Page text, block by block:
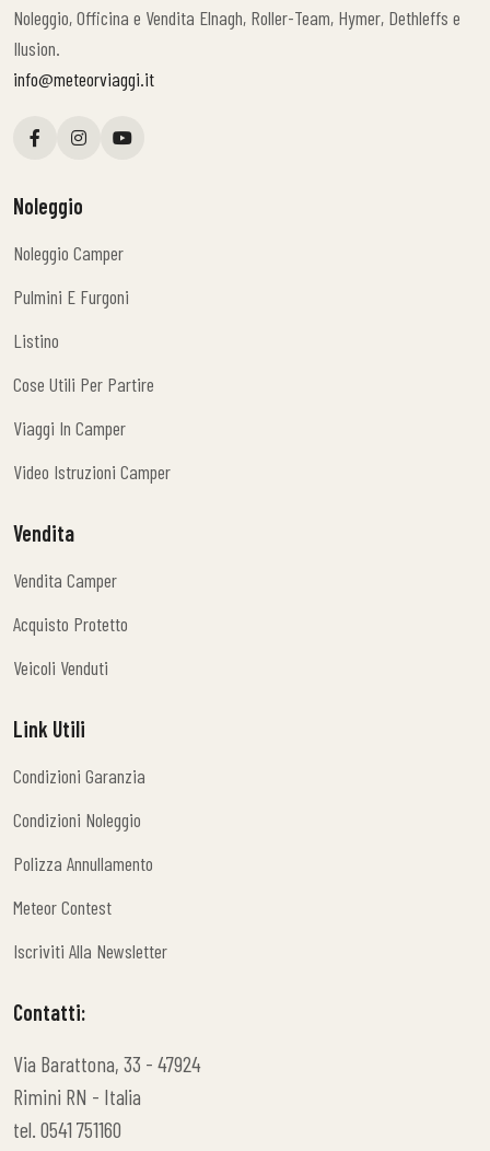
Noleggio, Officina e Vendita Elnagh, Roller-Team, Hymer, Dethleffs e
Ilusion.
info@meteorviaggi.it
Noleggio
Noleggio Camper
Pulmini E Furgoni
Listino
Cose Utili Per Partire
Viaggi In Camper
Video Istruzioni Camper
Vendita
Vendita Camper
Acquisto Protetto
Veicoli Venduti
Link Utili
Condizioni Garanzia
Condizioni Noleggio
Polizza Annullamento
Meteor Contest
Iscriviti Alla Newsletter
Contatti:
Via Barattona, 33 - 47924
Rimini RN - Italia
tel. 0541 751160